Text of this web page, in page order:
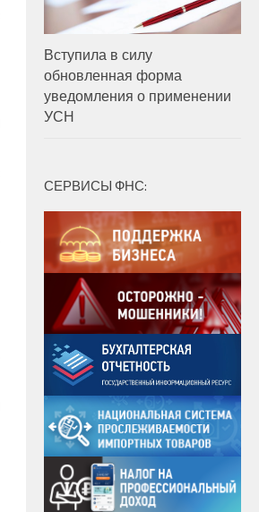
Вступила в силу
обновленная форма
уведомления о применении
УСН
СЕРВИСЫ ФНС: